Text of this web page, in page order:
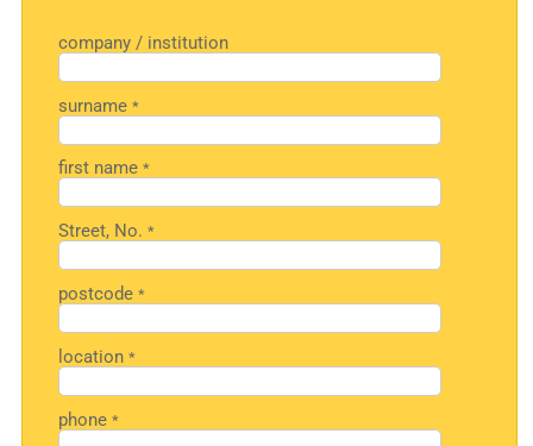
company / institution
surname*
first name*
Street, No.*
postcode*
location*
phone*